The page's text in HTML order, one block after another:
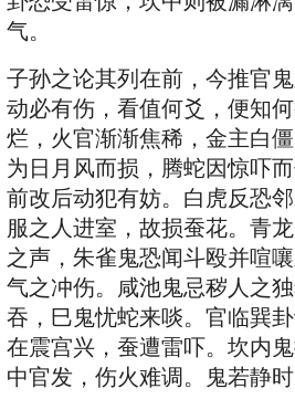
气。
子孙之论其列在前，今推官
动必有伤，看值何爻，便知
烂，火官渐渐焦稀，金主白
为日月风而损，腾蛇因惊吓
前改后动犯有妨。白虎反恐
服之人进室，故损蚕花。青
之声，朱雀鬼恐闻斗殴并喧
气之冲伤。咸池鬼忌秽人之
吞，巳鬼忧蛇来啖。官临巽
在震宫兴，蚕遭雷吓。坎内
中官发，伤火难调。鬼若静时